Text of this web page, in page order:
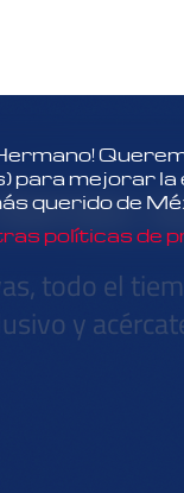
todo el
y
para mejorar la
querido de
políticas de